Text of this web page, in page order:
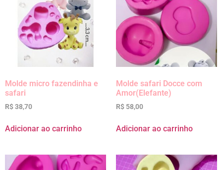
Molde micro fazendinha e
safari
R$38,70
Adicionar ao carrinho
Molde safari Docce com
Amor(Elefante)
R$ 58,00
Adicionar ao carrinho